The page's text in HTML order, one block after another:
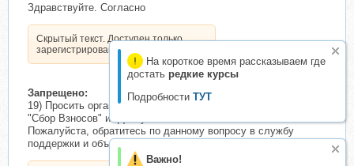
На короткое время рассказываем где
достать редкие курсы
Подробности ТУТ
Важно!
Здравствуйте. Согласно
Скрытый текст. Доступен только
зарегистрированным пользователям.
Запрещено:
19) Просить организатора выписать из складчины на этапах
"Сбор Взносов" и "Доступно".
Пожалуйста, обратитесь по данному вопросу в службу
поддержки и объясните причину: